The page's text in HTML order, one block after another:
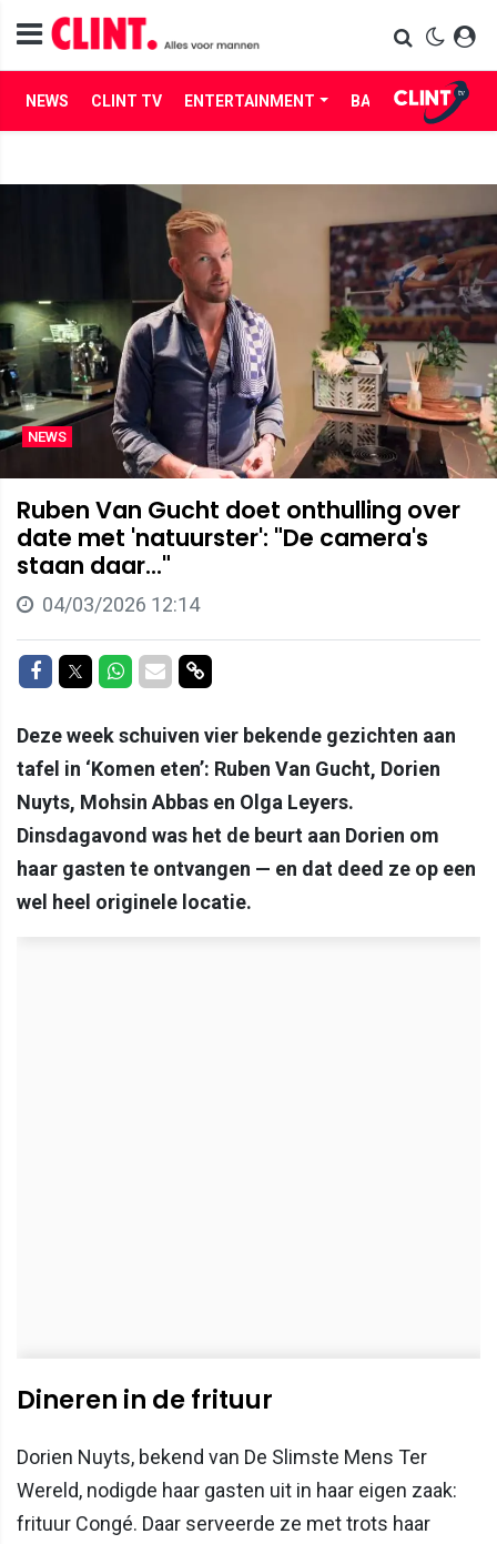
NEWS CLINT TV ENTERTAINMENT BABES LIFE
NEWS
Ruben Van Gucht doet onthulling over
date met 'natuurster': "De camera's
staan daar..."
04/03/2026 12:14
Delen op Facebook
Delen op Twitter
Delen op Whatsapp
Delen via Mail
Delen via link
Deze week schuiven vier bekende gezichten aan
tafel in ‘Komen eten’: Ruben Van Gucht, Dorien
Nuyts, Mohsin Abbas en Olga Leyers.
Dinsdagavond was het de beurt aan Dorien om
haar gasten te ontvangen — en dat deed ze op een
wel heel originele locatie.
Dineren in de frituur
Dorien Nuyts, bekend van De Slimste Mens Ter
Wereld, nodigde haar gasten uit in haar eigen zaak:
frituur Congé. Daar serveerde ze met trots haar